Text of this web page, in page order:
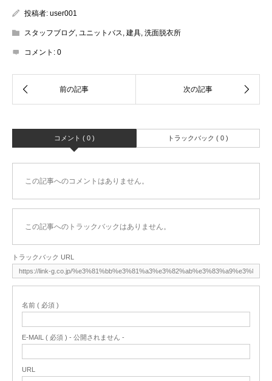
投稿者: user001
スタッフブログ, ユニットバス, 建具, 洗面脱衣所
コメント: 0
コメント ( 0 ) トラックバック ( 0 )
この記事へのコメントはありません。
この記事へのトラックバックはありません。
トラックバック URL
名前 ( 必須 )
E-MAIL ( 必須 ) - 公開されません -
URL